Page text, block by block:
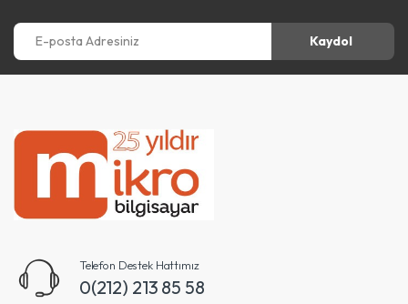
E-posta Adresiniz
Kaydol
Telefon Destek Hattımız
0(212) 213 85 58